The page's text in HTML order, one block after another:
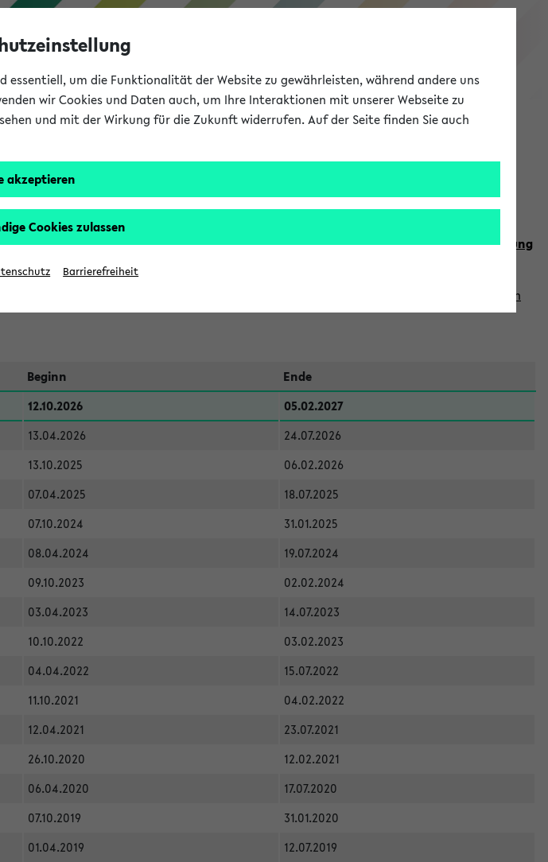
eKVV
im eKVV
möchten. Bitte beachten Sie auch die weiteren Termine imKalender der Lehrplanung
finden
Beginn
Ende
12.10.2026
05.02.2027
13.04.2026
24.07.2026
13.10.2025
06.02.2026
07.04.2025
18.07.2025
07.10.2024
31.01.2025
08.04.2024
19.07.2024
09.10.2023
02.02.2024
03.04.2023
14.07.2023
10.10.2022
03.02.2023
04.04.2022
15.07.2022
11.10.2021
04.02.2022
12.04.2021
23.07.2021
26.10.2020
12.02.2021
06.04.2020
17.07.2020
07.10.2019
31.01.2020
01.04.2019
12.07.2019
essentiell, um die Funktionalität der Website zu gewährleisten, während andere uns
wir Cookies und Daten auch, um Ihre Interaktionen mit unserer Webseite zu
und mit der Wirkung für die Zukunft widerrufen. Auf der Seite finden Sie auch
akzeptieren
Cookies zulassen
Barrierefreiheit